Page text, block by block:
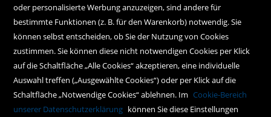
Hilfe
Kontakt
Social Media
Policy
oder personalisierte Werbung anzuzeigen, sind andere für
bestimmte Funktionen (z. B. für den Warenkorb) notwendig. Sie
können selbst entscheiden, ob Sie der Nutzung von Cookies
zustimmen. Sie können diese nicht notwendigen Cookies per Klick
auf die Schaltfläche „Alle Cookies“ akzeptieren, eine individuelle
Auswahl treffen („Ausgewählte Cookies“) oder per Klick auf die
Schaltfläche „Notwendige Cookies“ ablehnen. Im Cookie-Bereich
unserer Datenschutzerklärung können Sie diese Einstellungen